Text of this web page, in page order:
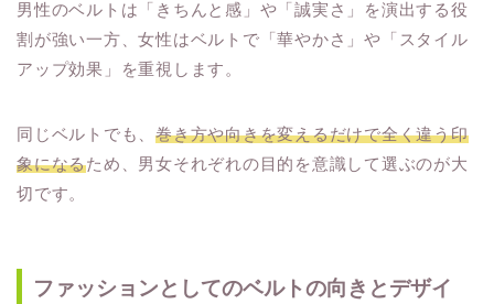
男性のベルトは「きちんと感」や「誠実さ」を演出する役
割が強い一方、女性はベルトで「華やかさ」や「スタイル
アップ効果」を重視します。
同じベルトでも、巻き方や向きを変えるだけで全く違う印
象になるため、男女それぞれの目的を意識して選ぶのが大
切です。
ファッションとしてのベルトの向きとデザイ